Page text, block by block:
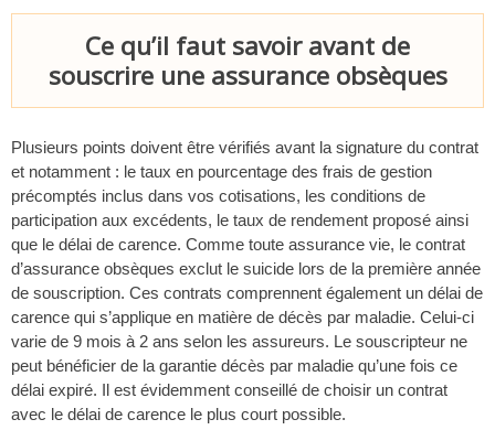
Ce qu’il faut savoir avant de
souscrire une assurance obsèques
Plusieurs points doivent être vérifiés avant la signature du contrat
et notamment : le taux en pourcentage des frais de gestion
précomptés inclus dans vos cotisations, les conditions de
participation aux excédents, le taux de rendement proposé ainsi
que le délai de carence. Comme toute assurance vie, le contrat
d’assurance obsèques exclut le suicide lors de la première année
de souscription. Ces contrats comprennent également un délai de
carence qui s’applique en matière de décès par maladie. Celui-ci
varie de 9 mois à 2 ans selon les assureurs. Le souscripteur ne
peut bénéficier de la garantie décès par maladie qu’une fois ce
délai expiré. Il est évidemment conseillé de choisir un contrat
avec le délai de carence le plus court possible.